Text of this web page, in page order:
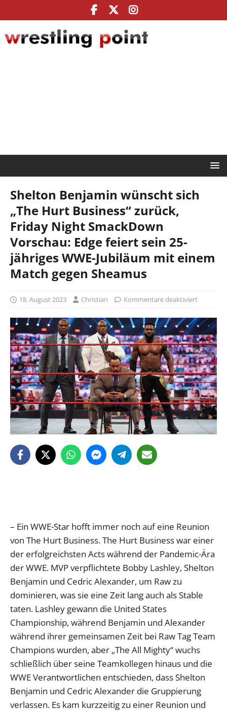
Shelton Benjamin wünscht sich
„The Hurt Business“ zurück,
Friday Night SmackDown
Vorschau: Edge feiert sein 25-
jähriges WWE-Jubiläum mit einem
Match gegen Sheamus
18. August 2023 Christian Kommentare deaktiviert
– Ein WWE-Star hofft immer noch auf eine Reunion
von The Hurt Business. The Hurt Business war einer
der erfolgreichsten Acts während der Pandemic-Ära
der WWE. MVP verpflichtete Bobby Lashley, Shelton
Benjamin und Cedric Alexander, um Raw zu
dominieren, was sie eine Zeit lang auch als Stable
taten. Lashley gewann die United States
Championship, während Benjamin und Alexander
während ihrer gemeinsamen Zeit bei Raw Tag Team
Champions wurden, aber „The All Mighty“ wuchs
schließlich über seine Teamkollegen hinaus und die
WWE Verantwortlichen entschieden, dass Shelton
Benjamin und Cedric Alexander die Gruppierung
verlassen. Es kam kurzzeitig zu einer Reunion und